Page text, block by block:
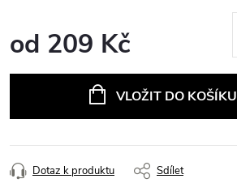
od 209 Kč
VLOŽIT DO KOŠÍKU
Dotaz k produktu Sdílet